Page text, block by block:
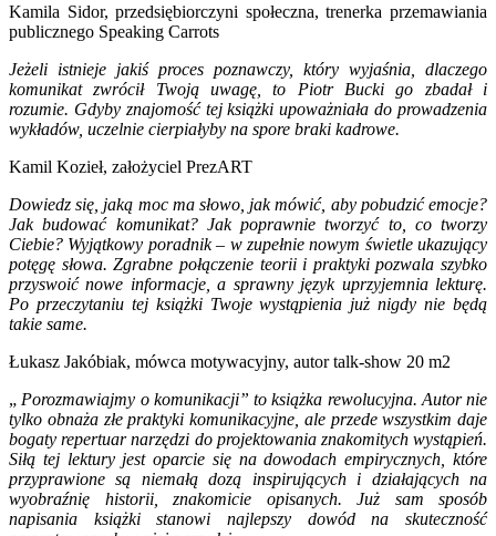
Kamila Sidor, przedsiębiorczyni społeczna, trenerka przemawiania
publicznego Speaking Carrots
Jeżeli istnieje jakiś proces poznawczy, który wyjaśnia, dlaczego
komunikat zwrócił Twoją uwagę, to Piotr Bucki go zbadał i
rozumie. Gdyby znajomość tej książki upoważniała do prowadzenia
wykładów, uczelnie cierpiałyby na spore braki kadrowe.
Kamil Kozieł, założyciel PrezART
Dowiedz się, jaką moc ma słowo, jak mówić, aby pobudzić emocje?
Jak budować komunikat? Jak poprawnie tworzyć to, co tworzy
Ciebie? Wyjątkowy poradnik – w zupełnie nowym świetle ukazujący
potęgę słowa. Zgrabne połączenie teorii i praktyki pozwala szybko
przyswoić nowe informacje, a sprawny język uprzyjemnia lekturę.
Po przeczytaniu tej książki Twoje wystąpienia już nigdy nie będą
takie same.
Łukasz Jakóbiak, mówca motywacyjny, autor talk-show 20 m2
„ Porozmawiajmy o komunikacji” to książka rewolucyjna. Autor nie
tylko obnaża złe praktyki komunikacyjne, ale przede wszystkim daje
bogaty repertuar narzędzi do projektowania znakomitych wystąpień.
Siłą tej lektury jest oparcie się na dowodach empirycznych, które
przyprawione są niemałą dozą inspirujących i działających na
wyobraźnię historii, znakomicie opisanych. Już sam sposób
napisania książki stanowi najlepszy dowód na skuteczność